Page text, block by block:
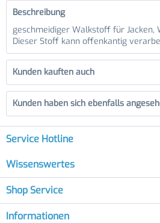
Beschreibung
geschmeidiger Walkstoff für Jacken,
Dieser Stoff kann offenkantig
Kunden kauften auch
Kunden haben sich ebenfalls
Service Hotline
Wissenswertes
Shop Service
Informationen